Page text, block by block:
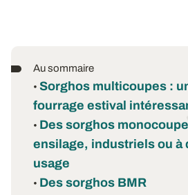
Au sommaire
• Sorghos multicoupes :
fourrage estival
• Des sorghos
ensilage, industriels ou à
usage
• Des sorghos BMR